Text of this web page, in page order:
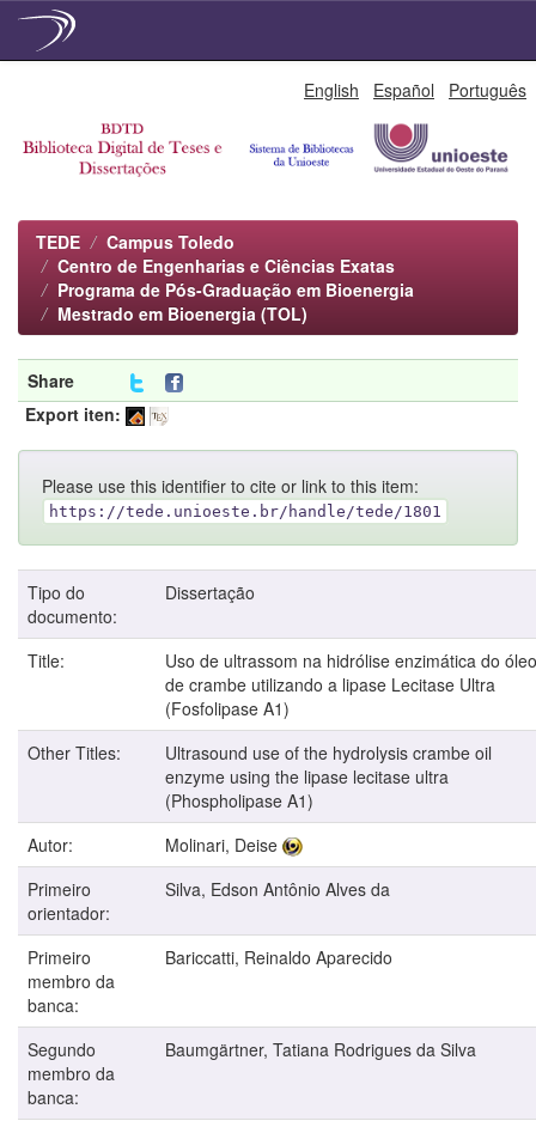
English Español Português
TEDE
Campus Toledo
Centro de Engenharias e Ciências Exatas
Programa de Pós-Graduação em Bioenergia
Mestrado em Bioenergia (TOL)
Share
Export iten:
Please use this identifier to cite or link to this item:
https://tede.unioeste.br/handle/tede/1801
Tipo do
documento:
Dissertação
Title:
Uso de ultrassom na hidrólise enzimática do óleo
de crambe utilizando a lipase Lecitase Ultra
(Fosfolipase A1)
Other Titles:
Ultrasound use of the hydrolysis crambe oil
enzyme using the lipase lecitase ultra
(Phospholipase A1)
Autor:
Molinari, Deise
Primeiro
orientador:
Silva, Edson Antônio Alves da
Primeiro
membro da
banca:
Bariccatti, Reinaldo Aparecido
Segundo
membro da
banca:
Baumgärtner, Tatiana Rodrigues da Silva